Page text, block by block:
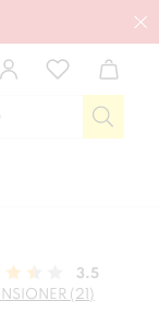
3.5
(21)